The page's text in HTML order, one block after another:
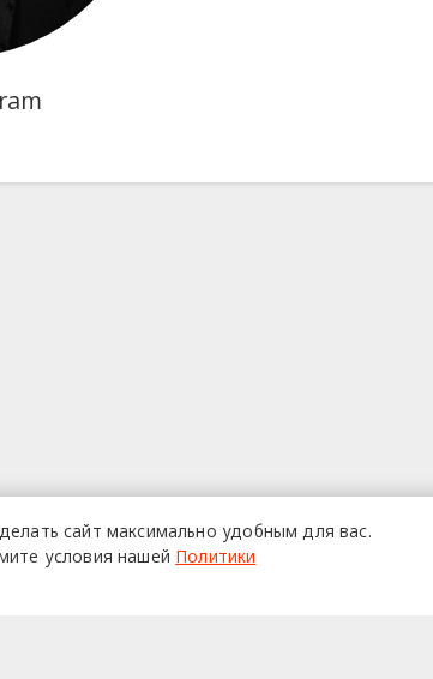
сайт максимально удобным для вас.
условия нашей Политики